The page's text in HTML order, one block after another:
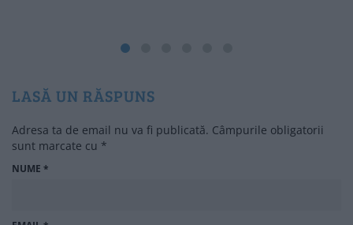
LASĂ UN RĂSPUNS
Adresa ta de email nu va fi publicată. Câmpurile obligatorii
sunt marcate cu *
NUME *